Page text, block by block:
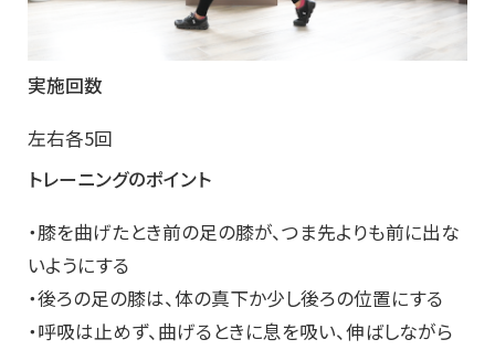
実施回数
左右各5回
トレーニングのポイント
・膝を曲げたとき前の足の膝が、つま先よりも前に出な
いようにする
・後ろの足の膝は、体の真下か少し後ろの位置にする
・呼吸は止めず、曲げるときに息を吸い、伸ばしながら